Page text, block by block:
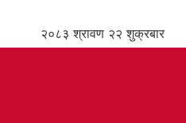
२०८३ श्रावण २२ शुक्रबार